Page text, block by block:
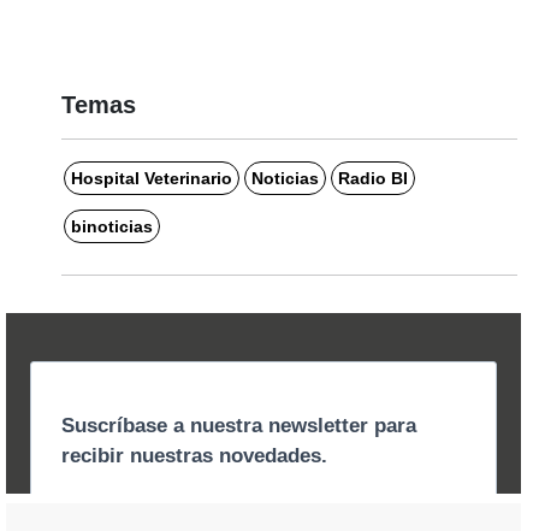
Temas
Hospital Veterinario Noticias Radio BI
binoticias